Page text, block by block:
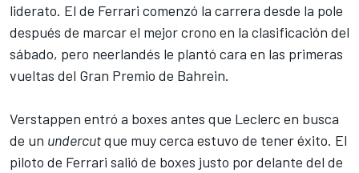
liderato. El de Ferrari comenzó la carrera desde la pole
después de marcar el mejor crono en la clasificación del
sábado, pero neerlandés le plantó cara en las primeras
vueltas del Gran Premio de Bahrein.
Verstappen entró a boxes antes que Leclerc en busca
de un undercutque muy cerca estuvo de tener éxito. El
piloto de Ferrari salió de boxes justo por delante del de